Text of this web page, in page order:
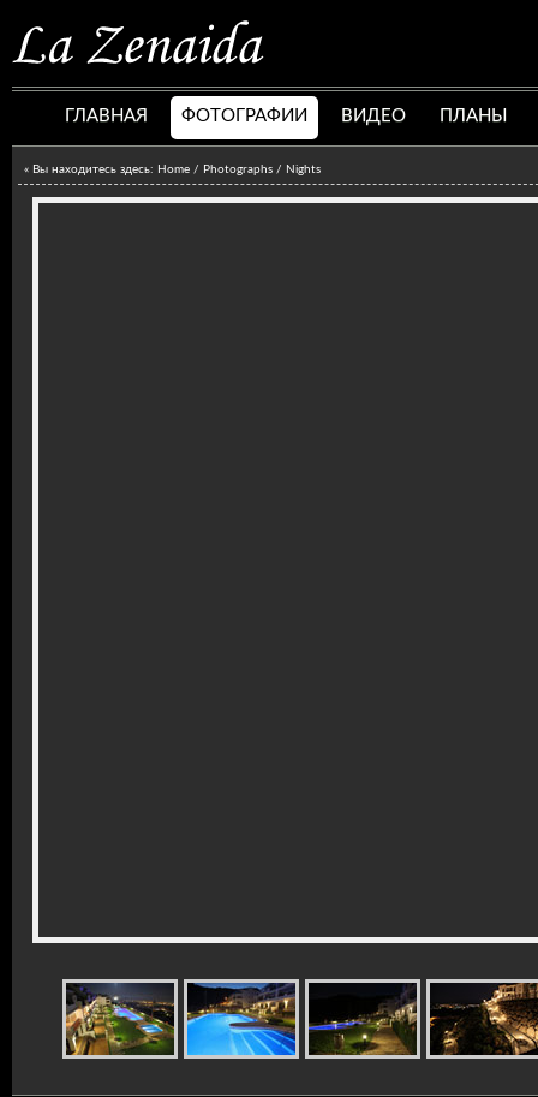
ГЛАВНАЯ ФОТОГРАФИИ ВИДЕО ПЛАНЫ
« Вы находитесь здесь: Home / Photographs / Nights